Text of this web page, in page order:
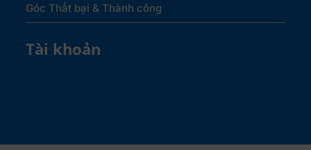
Góc Thất bại & Thành công
Tài khoản